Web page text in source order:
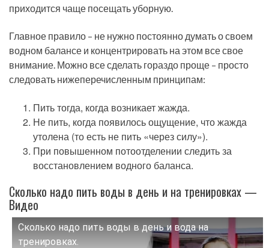
приходится чаще посещать уборную.
Главное правило – не нужно постоянно думать о своем
водном балансе и концентрировать на этом все свое
внимание. Можно все сделать гораздо проще – просто
следовать нижеперечисленным принципам:
Пить тогда, когда возникает жажда.
Не пить, когда появилось ощущение, что жажда
утолена (то есть не пить «через силу»).
При повышенном потоотделении следить за
восстановлением водного баланса.
Сколько надо пить воды в день и на тренировках —
Видео
Сколько надо пить воды в день и вода на
тренировках.
Смотрите это видео на YouTube